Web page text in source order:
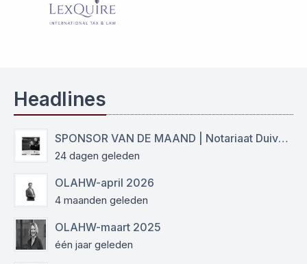
Headlines
SPONSOR VAN DE MAAND | Notariaat Duiven Westervoort
24 dagen geleden
OLAHW-april 2026
4 maanden geleden
OLAHW-maart 2025
één jaar geleden